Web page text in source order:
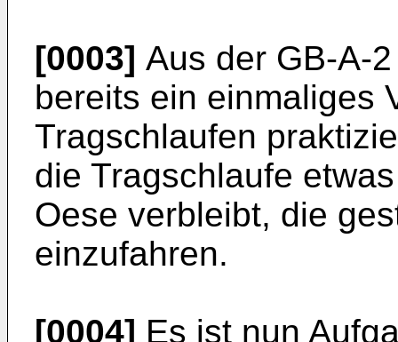
[0003] Aus der GB-A-
bereits ein einmaliges
Tragschlaufen
die Tragschlaufe
Oese verbleibt, die
einzufahren.
[0004] Es ist nun